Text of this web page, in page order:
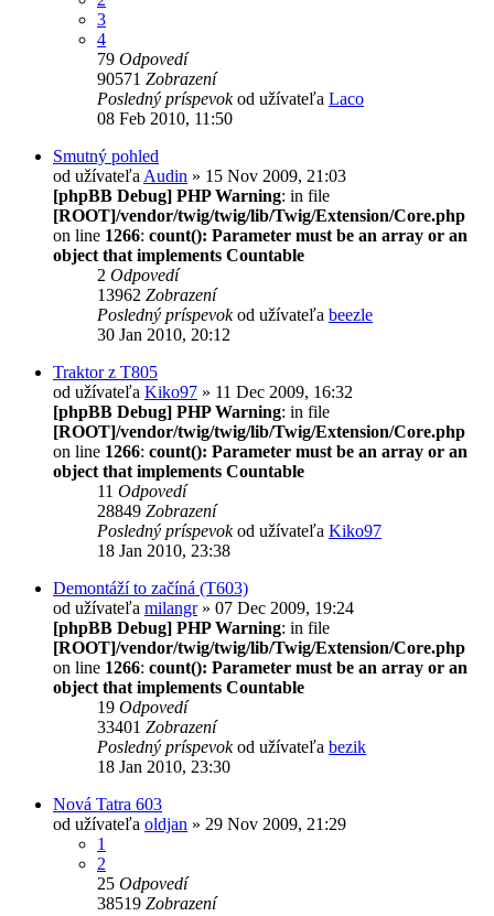
3
4
79 Odpovedí
90571 Zobrazení
Posledný príspevokod užívateľa Laco
08 Feb 2010, 11:50
Smutný pohled
od užívateľa Audin » 15 Nov 2009, 21:03
[phpBB Debug] PHP Warning: in file
[ROOT]/vendor/twig/twig/lib/Twig/Extension/Core.php
on line 1266: count(): Parameter must be an array or an
object that implements Countable
2 Odpovedí
13962 Zobrazení
Posledný príspevokod užívateľa beezle
30 Jan 2010, 20:12
Traktor z T805
od užívateľa Kiko97 » 11 Dec 2009, 16:32
[phpBB Debug] PHP Warning: in file
[ROOT]/vendor/twig/twig/lib/Twig/Extension/Core.php
on line 1266: count(): Parameter must be an array or an
object that implements Countable
11 Odpovedí
28849 Zobrazení
Posledný príspevokod užívateľa Kiko97
18 Jan 2010, 23:38
Demontáží to začíná (T603)
od užívateľa milangr» 07 Dec 2009, 19:24
[phpBB Debug] PHP Warning: in file
[ROOT]/vendor/twig/twig/lib/Twig/Extension/Core.php
on line 1266: count(): Parameter must be an array or an
object that implements Countable
19 Odpovedí
33401 Zobrazení
Posledný príspevokod užívateľa bezik
18 Jan 2010, 23:30
Nová Tatra 603
od užívateľa oldjan » 29 Nov 2009, 21:29
1
2
25 Odpovedí
38519 Zobrazení